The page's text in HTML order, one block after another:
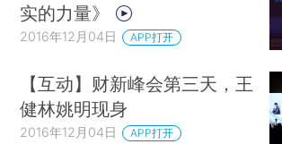
实的力量》
2016年12月04日 APP打开
【互动】财新峰会第三天，王
健林姚明现身
2016年12月04日 APP打开